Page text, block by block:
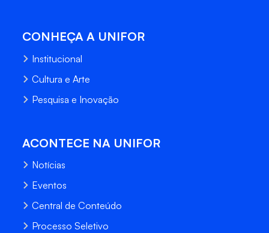
CONHEÇA A UNIFOR
Institucional
Cultura e Arte
Pesquisa e Inovação
ACONTECE NA UNIFOR
Notícias
Eventos
Central de Conteúdo
Processo Seletivo